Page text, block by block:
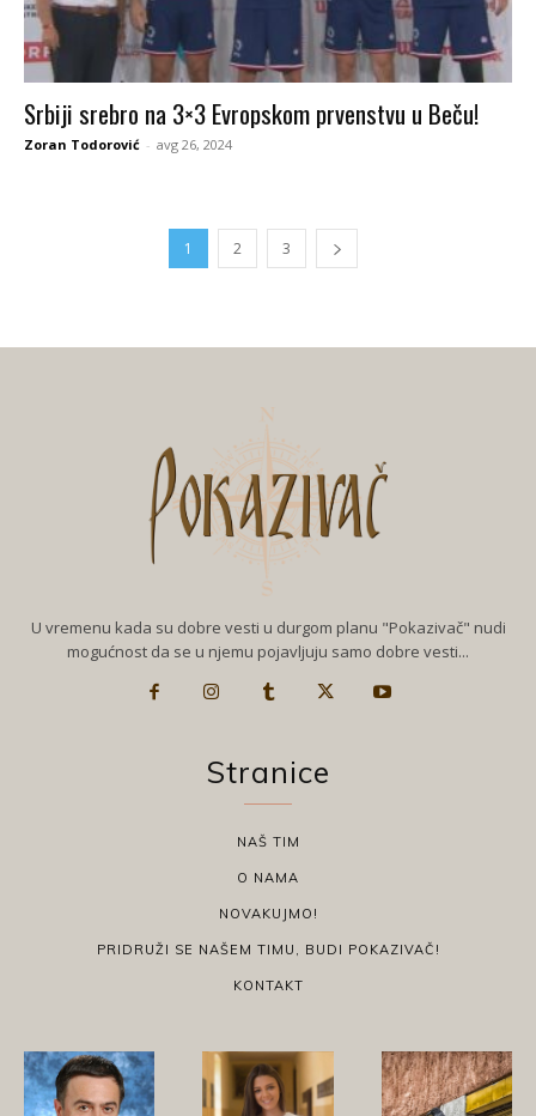
Srbiji srebro na 3×3 Evropskom prvenstvu u Beču!
Zoran Todorović - avg 26, 2024
1 2 3
U vremenu kada su dobre vesti u durgom planu "Pokazivač" nudi
mogućnost da se u njemu pojavljuju samo dobre vesti...
Stranice
NAŠ TIM
O NAMA
NOVAKUJMO!
PRIDRUŽI SE NAŠEM TIMU, BUDI POKAZIVAČ!
KONTAKT